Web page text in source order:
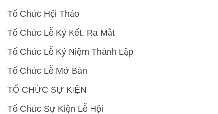
Tổ Chức Hội Thảo
Tổ Chức Lễ Ký Kết, Ra Mắt
Tổ Chức Lễ Kỷ Niệm Thành Lập
Tổ Chức Lễ Mở Bán
TỔ CHỨC SỰ KIỆN
Tổ Chức Sự Kiện Lễ Hội